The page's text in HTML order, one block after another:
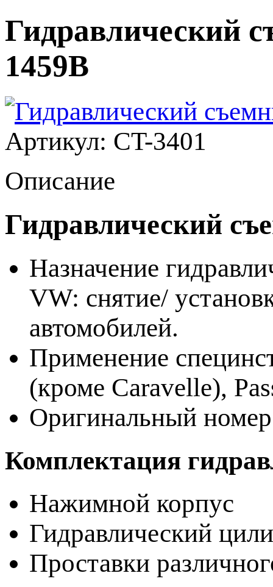
Гидравлический
1459B
Артикул: CT-3401
Описание
Гидравлический
Назначение
VW: снятие/
автомобилей.
Применение
(кроме Caravelle),
Оригинальный
Комплектация
Нажимной корпус
Гидравлический
Проставки